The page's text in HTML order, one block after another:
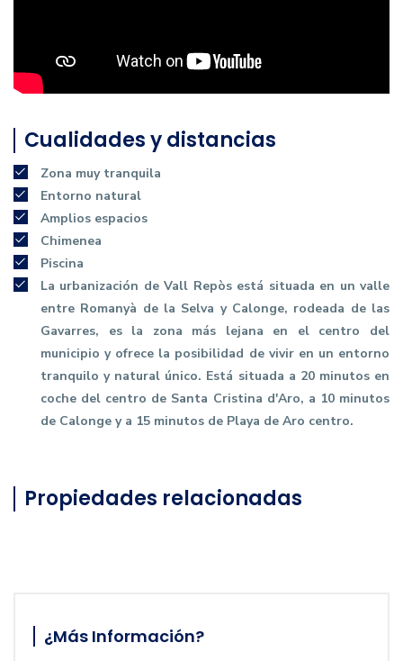
Cualidades y distancias
Zona muy tranquila
Entorno natural
Amplios espacios
Chimenea
Piscina
La urbanización de Vall Repòs está situada en un valle
entre Romanyà de la Selva y Calonge, rodeada de las
Gavarres, es la zona más lejana en el centro del
municipio y ofrece la posibilidad de vivir en un entorno
tranquilo y natural único. Está situada a 20 minutos en
coche del centro de Santa Cristina d'Aro, a 10 minutos
de Calonge y a 15 minutos de Playa de Aro centro.
Propiedades relacionadas
¿Más Información?